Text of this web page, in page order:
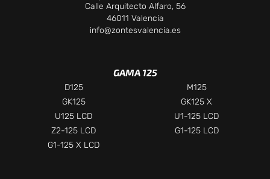
Calle Arquitecto Alfaro, 56
46011 Valencia
info@zontesvalencia.es
GAMA 125
D125
M125
GK125
GK125 X
U125 LCD
U1-125 LCD
Z2-125 LCD
G1-125 LCD
G1-125 X LCD